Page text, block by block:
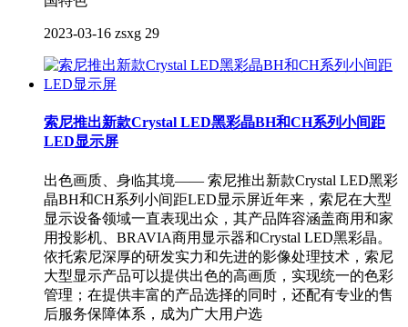
2023-03-16 zsxg 29
索尼推出新款Crystal LED黑彩晶BH和CH系列小间距
LED显示屏
出色画质、身临其境—— 索尼推出新款Crystal LED黑彩
晶BH和CH系列小间距LED显示屏近年来，索尼在大型
显示设备领域一直表现出众，其产品阵容涵盖商用和家
用投影机、BRAVIA商用显示器和Crystal LED黑彩晶。
依托索尼深厚的研发实力和先进的影像处理技术，索尼
大型显示产品可以提供出色的高画质，实现统一的色彩
管理；在提供丰富的产品选择的同时，还配有专业的售
后服务保障体系，成为广大用户选